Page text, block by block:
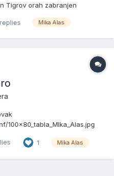
Tigrov orah zabranjen
Mika Alas
100x80_tabla_MIka_Alas.jpg
namenjen iskljucivo
1 Mika Alas